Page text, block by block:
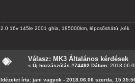
2.0 16v 145le 2001 ghia, 185000km, lépcsőshátú ,kék
Válasz: MK3 Általános kérdések
« Új hozzászólás #74492 Dátum:
Idézetet írta: jani vagyok - 2018.06.06 szerda,